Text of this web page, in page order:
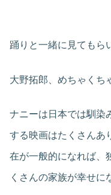
踊りと一緒に見てもら
大野拓郎、めちゃくち
ナニーは日本では馴染
する映画はたくさんあ
在が一般的になれば、
くさんの家族が幸せに